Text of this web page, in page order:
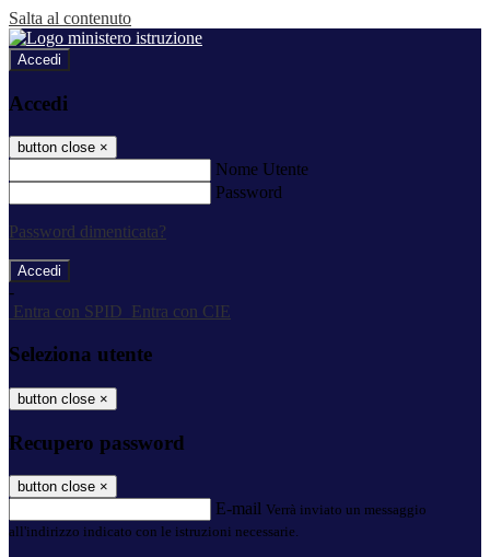
Salta al contenuto
Accedi
Accedi
button close ×
Nome Utente
Password
Password dimenticata?
-
Entra con SPID
Entra con CIE
Seleziona utente
button close ×
Recupero password
button close ×
E-mail Verrà inviato un messaggio
all'indirizzo indicato con le istruzioni necessarie.